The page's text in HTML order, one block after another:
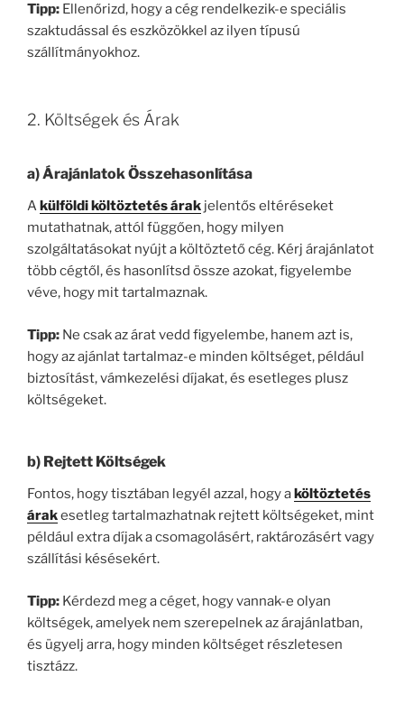
Tipp: Ellenőrizd, hogy a cég rendelkezik-e speciális
szaktudással és eszközökkel az ilyen típusú
szállítmányokhoz.
2. Költségek és Árak
a)Árajánlatok Összehasonlítása
Akülföldi költöztetés árak jelentős eltéréseket
mutathatnak, attól függően, hogy milyen
szolgáltatásokat nyújt a költöztető cég. Kérj árajánlatot
több cégtől, és hasonlítsd össze azokat, figyelembe
véve, hogy mit tartalmaznak.
Tipp: Ne csak az árat vedd figyelembe, hanem azt is,
hogy az ajánlat tartalmaz-e minden költséget, például
biztosítást, vámkezelési díjakat, és esetleges plusz
költségeket.
b) Rejtett Költségek
Fontos, hogy tisztában legyél azzal, hogy aköltöztetés
árakesetleg tartalmazhatnak rejtett költségeket, mint
például extra díjak a csomagolásért, raktározásért vagy
szállítási késésekért.
Tipp: Kérdezd meg a céget, hogy vannak-e olyan
költségek, amelyek nem szerepelnek az árajánlatban,
és ügyelj arra, hogy minden költséget részletesen
tisztázz.